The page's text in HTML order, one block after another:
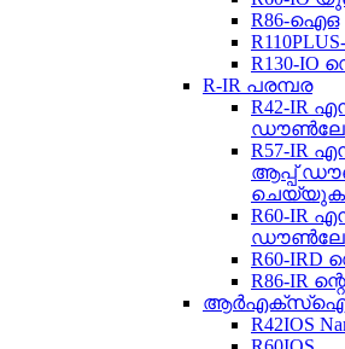
R86-ഐഒ
R130-IO
R-IR പരമ്പര
R42-IR
R57-IR
ആപ്പ്
R60-IR
R60-IRD
R86-IR
R42IOS